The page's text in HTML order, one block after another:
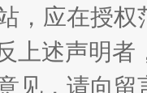
，应在授
上述声明
见，请向